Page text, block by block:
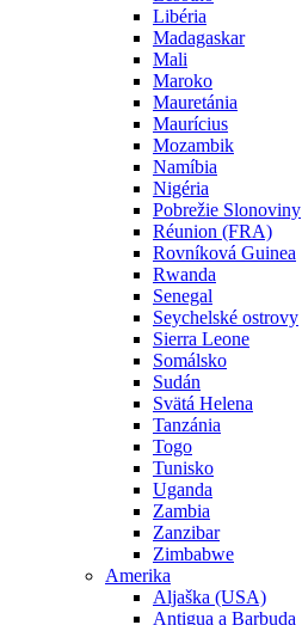
Libéria
Madagaskar
Mali
Maroko
Mauretánia
Maurícius
Mozambik
Namíbia
Nigéria
Pobrežie Slonoviny
Réunion (FRA)
Rovníková Guinea
Rwanda
Senegal
Seychelské ostrovy
Sierra Leone
Somálsko
Sudán
Svätá Helena
Tanzánia
Togo
Tunisko
Uganda
Zambia
Zanzibar
Zimbabwe
Amerika
Aljaška (USA)
Antigua a Barbuda